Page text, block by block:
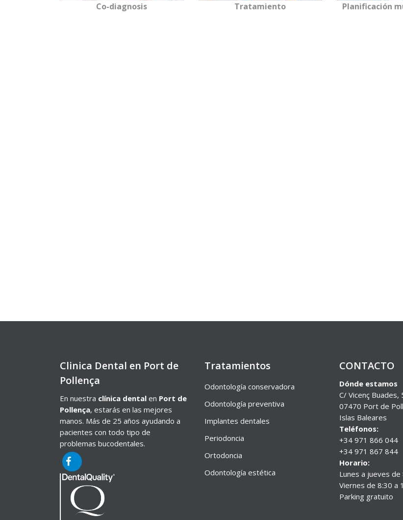
Co-diagnosis Tratamiento Planificación
Clinica Dental en Port de
Pollença
En nuestra clínica dental en Port de
Pollença, estarás en las mejores
manos. Más de 25 años ayudando a
pacientes con todo tipo de
problemas bucodentales.
Tratamientos
Odontología conservadora
Odontología preventiva
Implantes dentales
Periodoncia
Ortodoncia
Odontología estética
CONTACTO
Dónde estamos
C/ Vicenç Buades,
07470 Port de
Islas Baleares
Teléfonos:
+34 971 866 044
+34 971 867 844
Horario:
Lunes a jueves de
Viernes de 8:30 a
Parking gratuito